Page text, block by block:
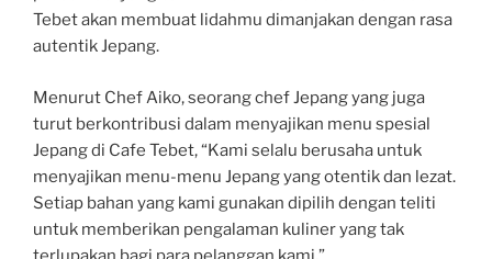
Tebet akan membuat lidahmu dimanjakan dengan rasa
autentik Jepang.
Menurut Chef Aiko, seorang chef Jepang yang juga
turut berkontribusi dalam menyajikan menu spesial
Jepang di Cafe Tebet, “Kami selalu berusaha untuk
menyajikan menu-menu Jepang yang otentik dan lezat.
Setiap bahan yang kami gunakan dipilih dengan teliti
untuk memberikan pengalaman kuliner yang tak